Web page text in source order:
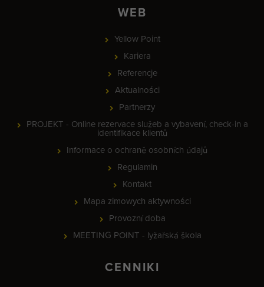
WEB
Yellow Point
Kariera
Referencje
Aktualności
Partnerzy
PROJEKT - Online rezervace služeb a vybavení, check-in a
identifikace klientů
Informace o ochraně osobních údajů
Regulamin
Kontakt
Mapa zimowych aktywności
Provozní doba
MEETING POINT - lyžařská škola
CENNIKI